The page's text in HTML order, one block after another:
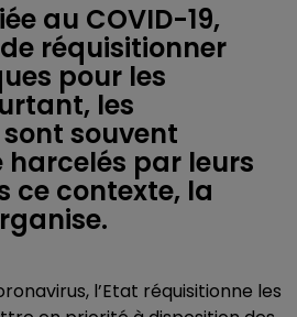
au COVID-19,
réquisitionner
pour les
les
souvent
harcelés par leurs
ce contexte, la
l’Etat réquisitionne les